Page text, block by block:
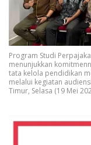
Program Studi
menunjukkan
tata kelola pendidikan
melalui kegiatan
Timur, Selasa (19 Mei